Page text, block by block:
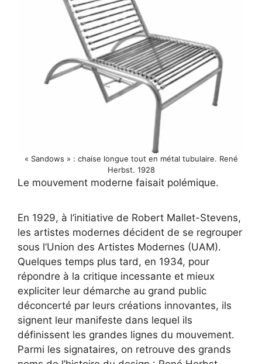
« Sandows » : chaise longue tout en métal tubulaire. René
Herbst. 1928
Le mouvement moderne faisait polémique.
En 1929, à l‘initiative de Robert Mallet-Stevens,
les artistes modernes décident de se regrouper
sous l’Union des Artistes Modernes (UAM).
Quelques temps plus tard, en 1934, pour
répondre à la critique incessante et mieux
expliciter leur démarche au grand public
déconcerté par leurs créations innovantes, ils
signent leur manifeste dans lequel ils
définissent les grandes lignes du mouvement.
Parmi les signataires, on retrouve des grands